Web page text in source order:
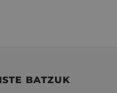
BATZUK